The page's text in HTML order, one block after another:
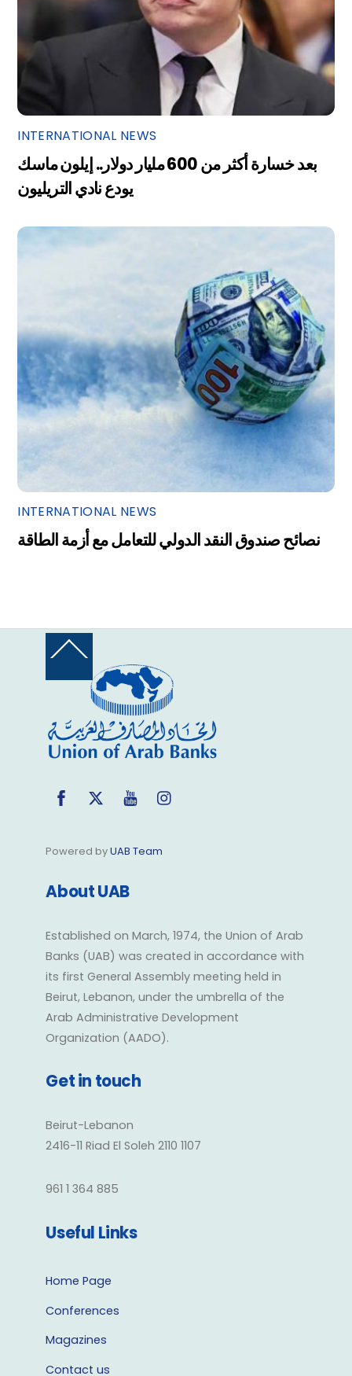
INTERNATIONAL NEWS
بعد خسارة أكثر من 600 مليار دولار.. إيلون ماسك
يودع نادي التريليون
INTERNATIONAL NEWS
نصائح صندوق النقد الدولي للتعامل مع أزمة الطاقة
Back
Top
Facebook
Twitter YouTube
Powered byUAB Team
About UAB
Established on March, 1974, the Union of Arab
Banks (UAB) was created in accordance with
its first General Assembly meeting held in
Beirut, Lebanon, under the umbrella of the
Arab Administrative Development
Organization (AADO).
Get in touch
Beirut-Lebanon
2416-11 Riad El Soleh 2110 1107
961 1 364 885
Useful Links
Home Page
Conferences
Magazines
Contact us